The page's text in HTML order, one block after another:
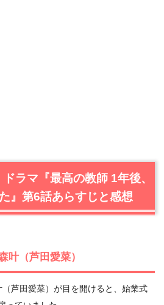
ドラマ『最高の教師 1年後、
』第6話あらすじと感想
叶（芦田愛菜）
芦田愛菜）が目を開けると、始業式